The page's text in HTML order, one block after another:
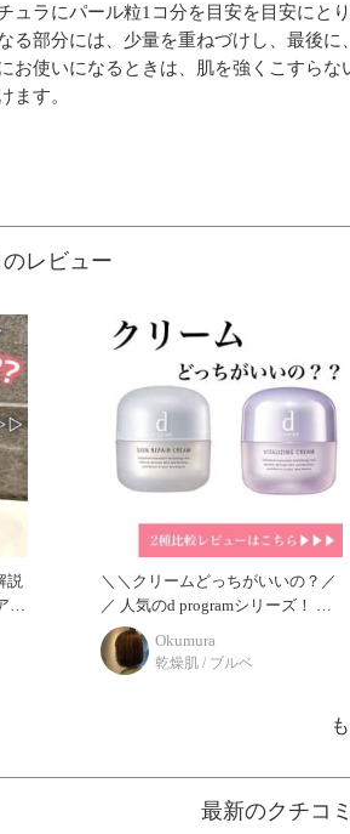
ュラにパール粒1コ分を目安を目安に
る部分には、少量を重ねづけし、最後
お使いになるときは、肌を強くこすら
ます。
レビュー
説
＼＼クリームどっちがいいの？／
／ 人気のd programシリーズ！ ク
リームが2種あるので、どっちが
いいの？とお悩みの方もいらっし
ゃるのでは ない
Okumura
乾燥肌 / ブルベ
最新のクチコミ